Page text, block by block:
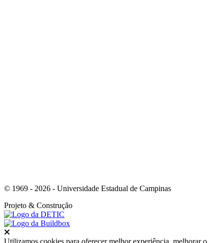
© 1969 - 2026 - Universidade Estadual de Campinas
Projeto & Construção
Utilizamos cookies para oferecer melhor experiência, melhorar o